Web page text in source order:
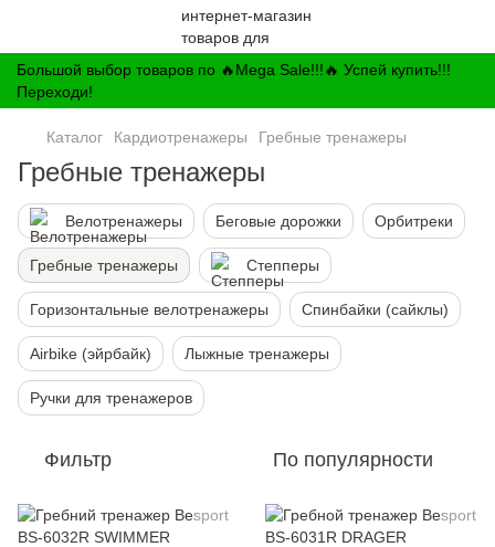
Большой выбор товаров по 🔥Mega Sale!!!🔥 Успей купить!!!
Переходи!
Каталог Кардиотренажеры Гребные тренажеры
Гребные тренажеры
Велотренажеры Беговые дорожки Орбитреки
Гребные тренажеры Степперы
Горизонтальные велотренажеры Спинбайки (сайклы)
Airbike (эйрбайк) Лыжные тренажеры
Ручки для тренажеров
Фильтр По популярности